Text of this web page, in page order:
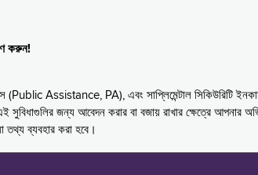
করুন!
(Public Assistance, PA), এবং সাপ্লিমেন্টাল সিকিউরিটি
জন্য আবেদন করার বা বজায় রাখার ক্ষেত্রে আপনার
তথ্য ব্যবহার করা হবে।